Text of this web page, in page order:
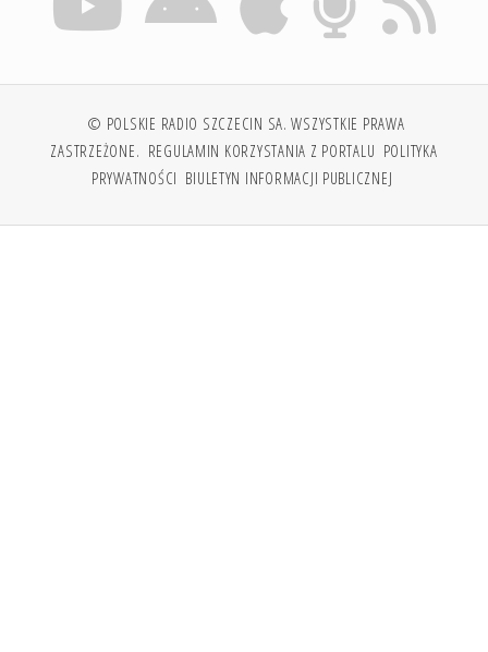
© POLSKIE RADIO SZCZECIN SA. WSZYSTKIE PRAWA
ZASTRZEŻONE. REGULAMIN KORZYSTANIA Z PORTALU POLITYKA
PRYWATNOŚCI BIULETYN INFORMACJI PUBLICZNEJ